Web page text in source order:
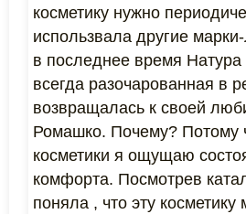
косметику нужно
использвала другие
в последнее время
всегда разочарованная в
возвращалась к своей
Ромашко. Почему? Потому
косметики я ощущаю
комфорта. Посмотрев
поняла , что эту косметику